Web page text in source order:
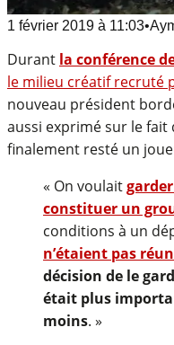
1 février 2019 à 11:03•
Durant la conférence
le milieu créatif recruté
nouveau président
aussi exprimé sur le fait
finalement resté un
« On voulait
constituer un
conditions à un
n’étaient pas
décision de le
était plus
moins. »